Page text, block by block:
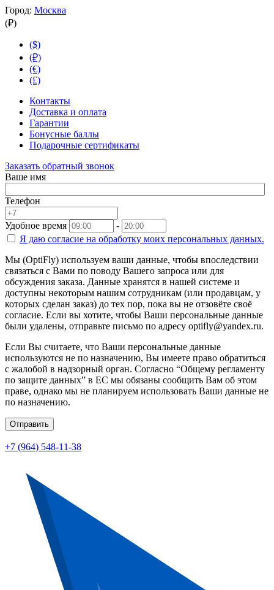
Город: Москва
(₽)
($)
(₽)
(€)
(£)
Контакты
Доставка и оплата
Гарантии
Бонусные баллы
Подарочные сертификаты
Заказать обратный звонок
Ваше имя
Телефон
Удобное время
-
Я даю согласие на обработку моих персональных данных.
Мы (OptiFly) используем ваши данные, чтобы впоследствии
связаться с Вами по поводу Вашего запроса или для
обсуждения заказа. Данные хранятся в нашей системе и
доступны некоторым нашим сотрудникам (или продавцам, у
которых сделан заказ) до тех пор, пока вы не отзовёте своё
согласие. Если вы хотите, чтобы Ваши персональные данные
были удалены, отправьте письмо по адресу optifly@yandex.ru.
Если Вы считаете, что Ваши персональные данные
используются не по назначению, Вы имеете право обратиться
с жалобой в надзорный орган. Согласно “Общему регламенту
по защите данных” в ЕС мы обязаны сообщить Вам об этом
праве, однако мы не планируем использовать Ваши данные не
по назначению.
Отправить
+7 (964) 548-11-38